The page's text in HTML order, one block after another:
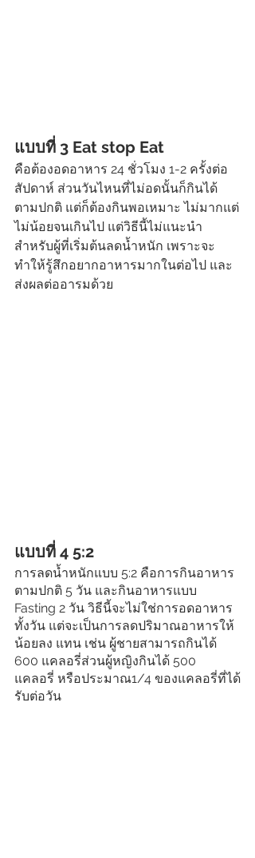
แบบที่ 3 Eat stop Eat
คือต้องอดอาหาร 24 ชั่วโมง 1-2 ครั้งต่อ
สัปดาห์ ส่วนวันไหนที่ไม่อดนั้นก็กินได้
ตามปกติ แต่ก็ต้องกินพอเหมาะ ไม่มากแต่
ไม่น้อยจนเกินไป แต่วิธีนี้ไม่แนะนำ
สำหรับผู้ที่เริ่มต้นลดน้ำหนัก เพราะจะ
ทำให้รู้สึกอยากอาหารมากในต่อไป และ
ส่งผลต่ออารมด้วย
แบบที่ 4 5:2
การลดน้ำหนักแบบ 5:2 คือการกินอาหาร
ตามปกติ 5 วัน และกินอาหารแบบ
Fasting 2 วัน วิธีนี้จะไม่ใช่การอดอาหาร
ทั้งวัน แต่จะเป็นการลดปริมาณอาหารให้
น้อยลง แทน เช่น ผู้ชายสามารถกินได้
600 แคลอรี่ส่วนผู้หญิงกินได้ 500
แคลอรี่ หรือประมาณ1/4 ของแคลอรี่ที่ได้
รับต่อวัน